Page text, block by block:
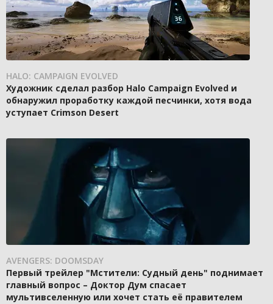
HALO: CAMPAIGN EVOLVED
Художник сделал разбор Halo Campaign Evolved и
обнаружил проработку каждой песчинки, хотя вода
уступает Crimson Desert
AVENGERS: DOOMSDAY
Первый трейлер "Мстители: Судный день" поднимает
главный вопрос – Доктор Дум спасает
мультивселенную или хочет стать её правителем